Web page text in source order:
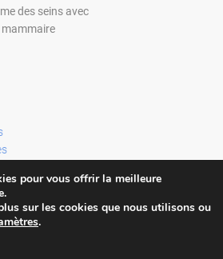
des seins avec
mammaire
pour vous offrir la meilleure
sur les cookies que nous utilisons ou
.